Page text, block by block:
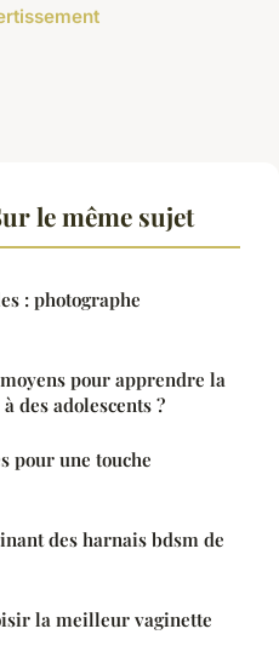
le même sujet
: photographe
pour apprendre la
des adolescents ?
pour une touche
des harnais bdsm de
la meilleur vaginette